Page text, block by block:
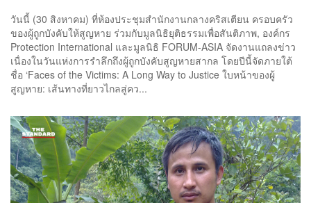
วันนี้ (30 สิงหาคม) ที่ห้องประชุมสำนักงานกลางคริสเตียน ครอบครัว
ของผู้ถูกบังคับให้สูญหาย ร่วมกับมูลนิธิยุติธรรมเพื่อสันติภาพ, องค์กร
Protection International และมูลนิธิ FORUM-ASIA จัดงานแถลงข่าว
เนื่องในวันแห่งการรำลึกถึงผู้ถูกบังคับสูญหายสากล โดยปีนี้จัดภายใต้
ชื่อ ‘Faces of the Victims: A Long Way to Justice ใบหน้าของผู้
สูญหาย: เส้นทางที่ยาวไกลสู่คว...